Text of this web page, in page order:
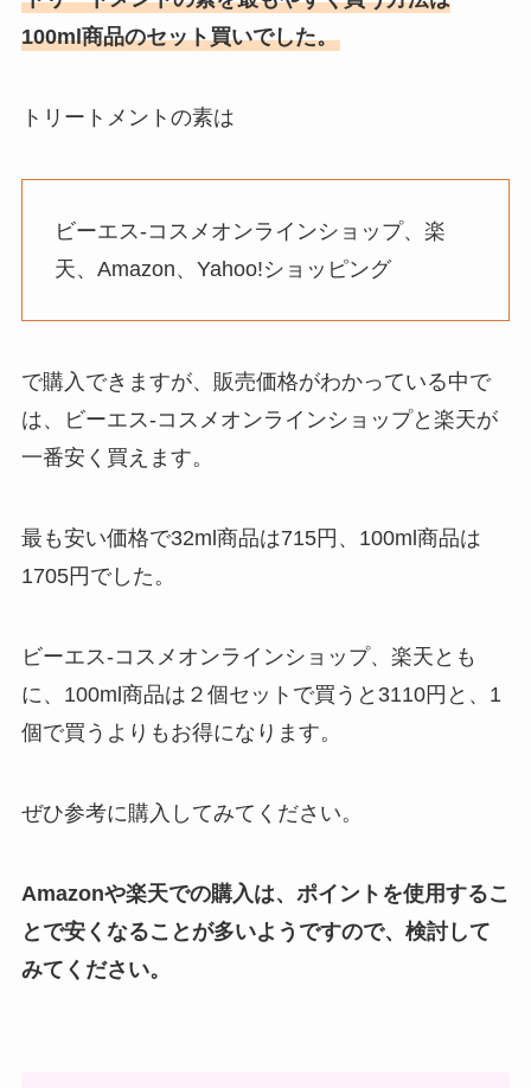
100ml商品のセット買いでした。
トリートメントの素は
ビーエス-コスメオンラインショップ、楽
天、Amazon、Yahoo!ショッピング
で購入できますが、販売価格がわかっている中で
は、ビーエス-コスメオンラインショップと楽天が
一番安く買えます。
最も安い価格で32ml商品は715円、100ml商品は
1705円でした。
ビーエス-コスメオンラインショップ、楽天とも
に、100ml商品は２個セットで買うと3110円と、1
個で買うよりもお得になります。
ぜひ参考に購入してみてください。
Amazonや楽天での購入は、ポイントを使用するこ
とで安くなることが多いようですので、検討して
みてください。